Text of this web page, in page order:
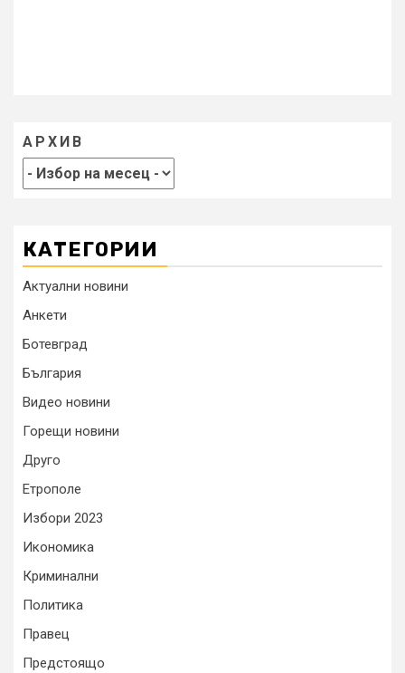
АРХИВ
КАТЕГОРИИ
Актуални новини
Анкети
Ботевград
България
Видео новини
Горещи новини
Друго
Етрополе
Избори 2023
Икономика
Криминални
Политика
Правец
Предстоящо